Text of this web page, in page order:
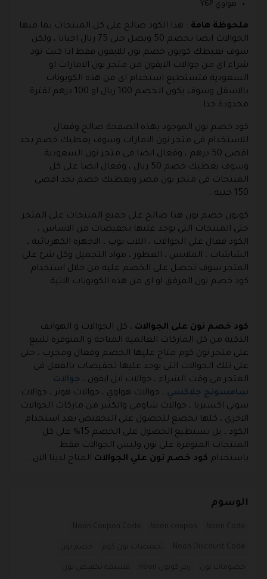
هواوي Y6P .
ملحوظة هامة : هذا الكود صالح على كل المنتجات بما فيها
الجوالات ايضا بخصم 50 ويصل حتى 75 ريال احيانا ، ولكن
سوف نعيطك كوبون خصم نون للايفون فقط اذا كنت تود
شراء اى من جوالات الايفون من متجر نون الامارات او
السعودية فتستطيع استخدام اى من هذه الكوبونات
بالاسفل وسوف يكون الخصم 100 ريال او 100 درهم لفترة
محدودة جدا .
كود خصم نون الموجود بهذه الصفحة صالح وفعال
للاستخدام فى متجر نون الامارات وسوف يعطيك خصم بحد
اقصى 50 درهم ، وفعال ايضا فى متجر نون السعودية
وسوف يعطيك خصم 50 ريال ، وفعال ايضا على كل
المنتجات فى متجر نون مصر ويعطيك خصم بحد اقصى
150 جنيه .
كوبون خصم نون هذا صالح على جميع المنتجات على المتجر
حتى المنتجات التى يوجد عليها تخفيضات من الاساس ،
الكود فعال على الجوالات ، اللاب توب ، الاجهزة الكهربائية ،
الشاشات ، الملابس ، العطور ، مواد التجميل وكل شئ على
المتجر سوف تحصل على الخصم عليه من خلال استخدام
كود خصم نون المرفق او اى من هذه الكوبونات الاتية .
كود خصم نون على الجوالات ، كل الجوالات و الهواتف
الذكية من كل الماركات العالمية المتاحة و المتوفرة للبيع
على متجر نون.كوم متاح عليها الخصم وفعال ومجرب ، حتى
على تلك الجوالات التى يوجد عليها تخفيضات بالفعل فى
المتجر فى وقت الشراء ، جوالات ابل ايفون ، جوالات
سامسونج جلاكسي ، جوالات هواوي ، جوالات هونر ، جوالات
سوني اكسبريا ، جوالات شاومي والكثير من ماركات الجوالات
الاخري ، كلها تخضع للحصول على التخفيض بعد استخدام
الكود ، بل تستطيع الحصول على الخصم 15% على كل
المنتجات المتوفرة على نون وليس الجوالات فقط
باستخدام كود خصم نون علي الجوالات المتاح لدينا الان .
الوسوم